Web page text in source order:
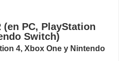
(en PC, PlayStation
Switch)
4, Xbox One y Nintendo